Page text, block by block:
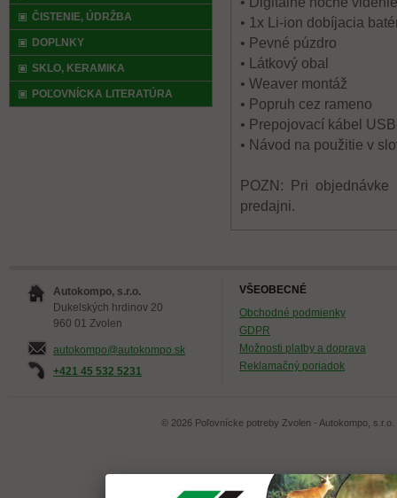
• 1x Li-ion dobíjacia
• Pevné púzdro
• Látkový obal
• Weaver montáž
• Popruh cez rameno
• Prepojovací kábel
• Návod na použitie v
POZN: Pri
predajni.
ČISTENIE, ÚDRŽBA
DOPLNKY
SKLO, KERAMIKA
POĽOVNÍCKA LITERATÚRA
Autokompo, s.r.o.
Dukelských hrdinov 20
960 01 Zvolen
autokompo@autokompo.sk
+421 45 532 5231
VŠEOBECNÉ
Obchodné podmienky
GDPR
Možnosti platby a doprava
Reklamačný poriadok
© 2026 Poľovnícke potreby Zvolen - Autokompo, s.r.o.